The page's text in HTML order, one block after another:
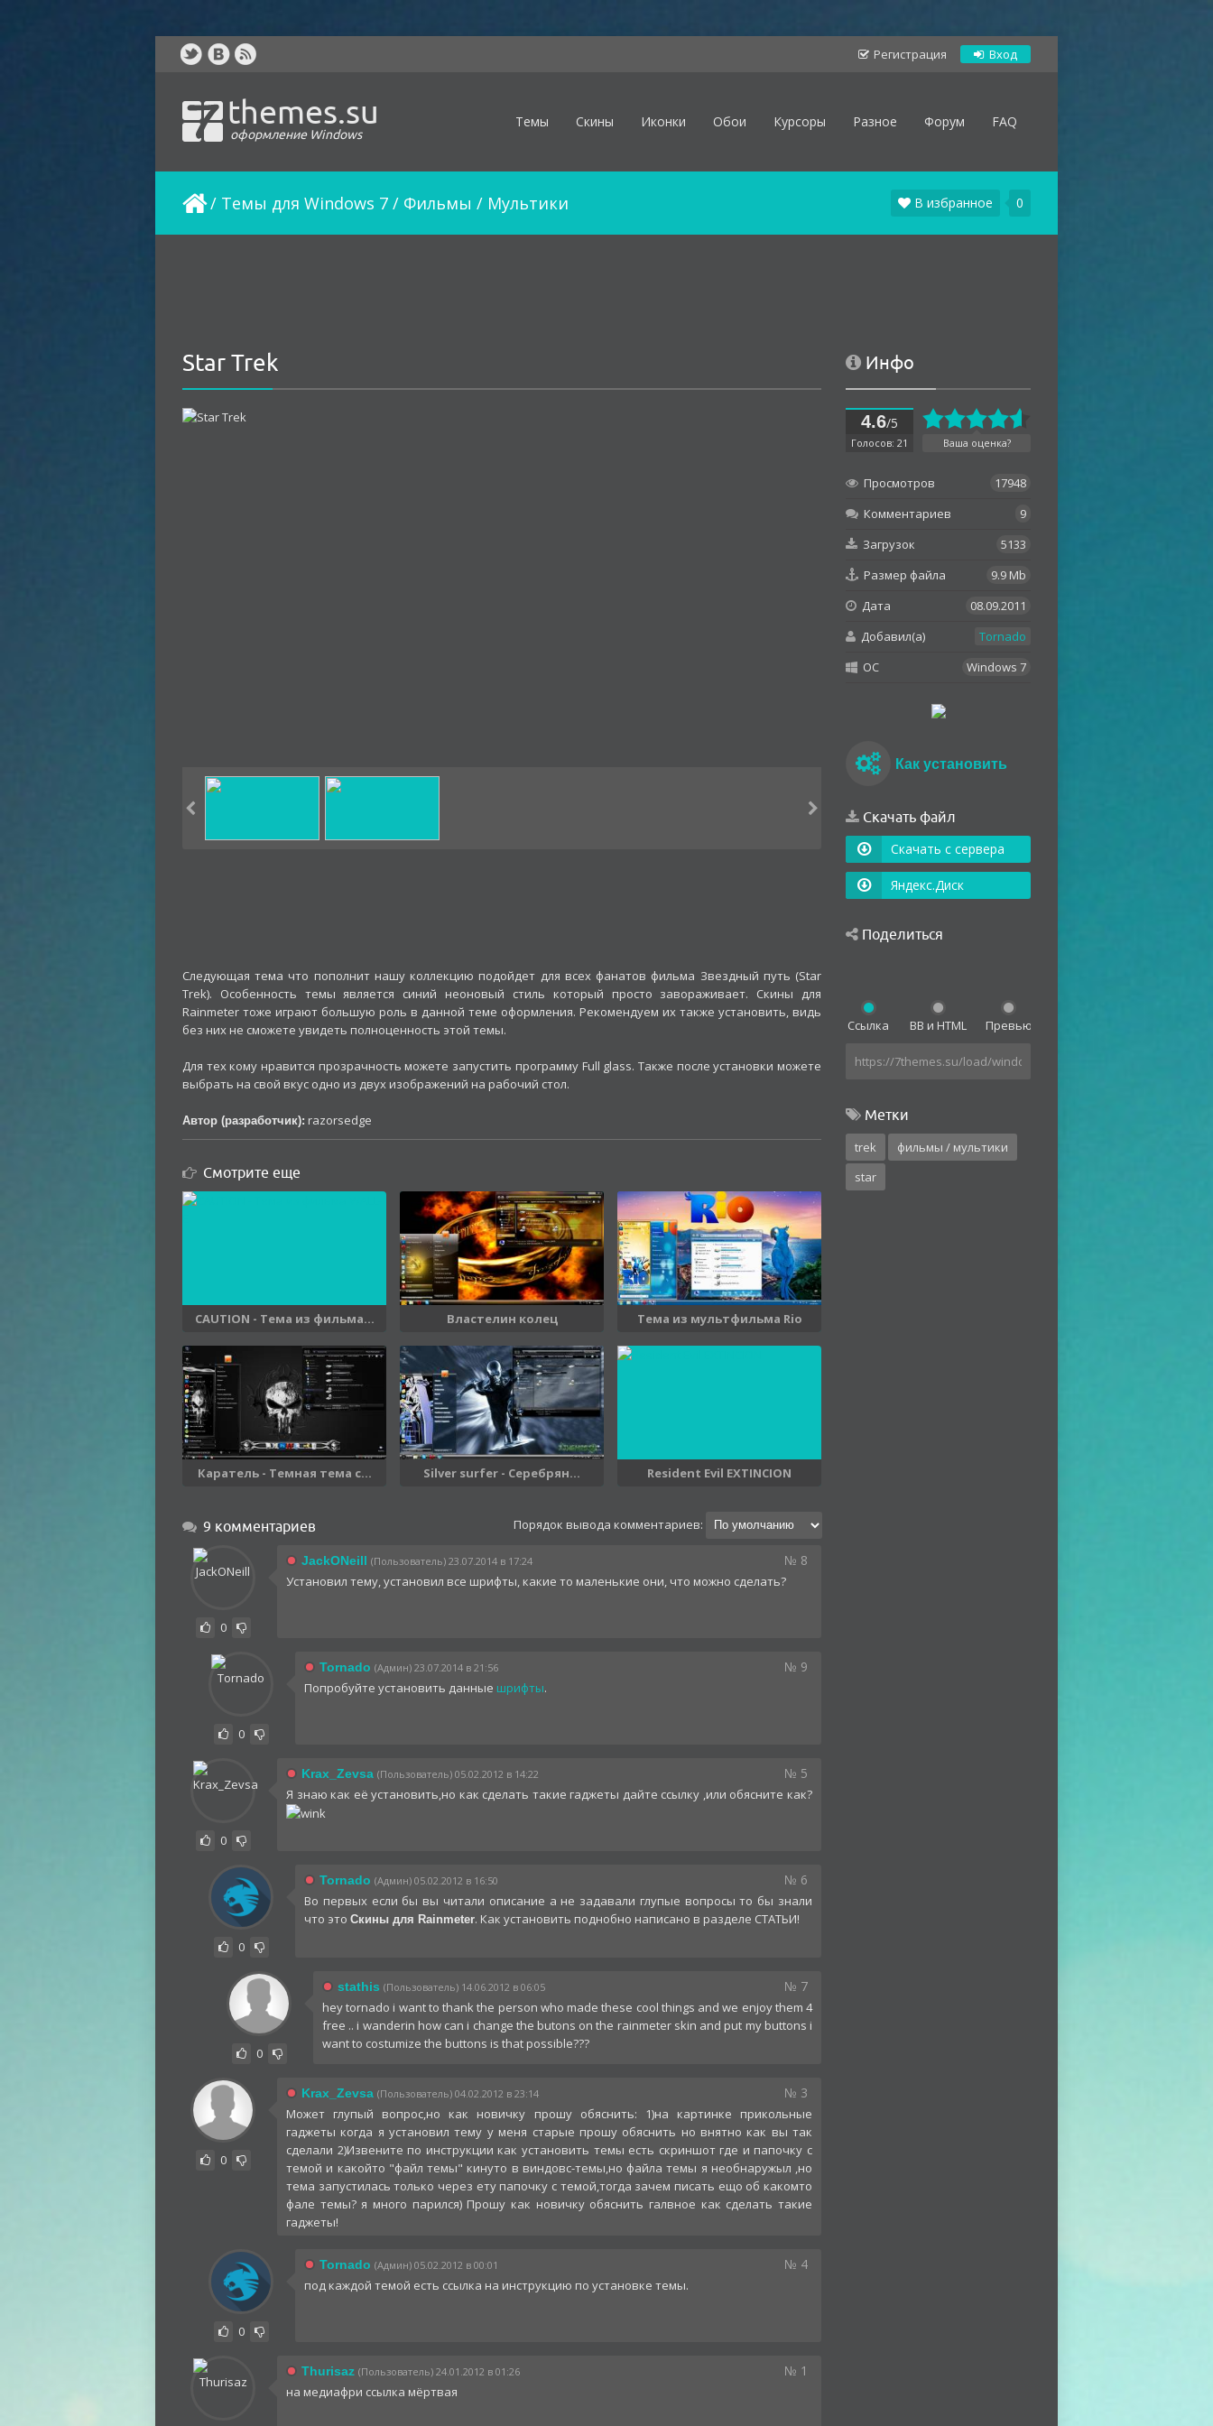
Регистрация Вход
themes.su
оформление Windows
Темы Скины Иконки Обои Курсоры Разное Форум FAQ
/ Темы для Windows 7 / Фильмы / Мультики 0
В избранное
Star Trek
Следующая тема что пополнит нашу коллекцию подойдет для всех фанатов фильма Звездный путь (Star
Trek). Особенность темы является синий неоновый стиль который просто завораживает. Скины для
Rainmeter тоже играют большую роль в данной теме оформления. Рекомендуем их также установить, видь
без них не сможете увидеть полноценность этой темы.
Для тех кому нравится прозрачность можете запустить программу Full glass. Также после установки можете
выбрать на свой вкус одно из двух изображений на рабочий стол.
Автор (разработчик): razorsedge
Смотрите еще
CAUTION - Тема из фильма... Властелин колец Тема из мультфильма Rio
Каратель - Темная тема с... Silver surfer - Серебрян... Resident Evil EXTINCION
9 комментариев Порядок вывода комментариев:
0
JackONeill (Пользователь) 23.07.2014 в 17:24 № 8
Установил тему, установил все шрифты, какие то маленькие они, что можно сделать?
0
Tornado (Админ) 23.07.2014 в 21:56 № 9
Попробуйте установить данные шрифты.
0
Krax_Zevsa (Пользователь) 05.02.2012 в 14:22 № 5
Я знаю как её установить,но как сделать такие гаджеты дайте ссылку ,или обясните как?
0
Tornado (Админ) 05.02.2012 в 16:50 № 6
Во первых если бы вы читали описание а не задавали глупые вопросы то бы знали
что это Скины для Rainmeter. Как установить поднобно написано в разделе СТАТЬИ!
0
stathis (Пользователь) 14.06.2012 в 06:05 № 7
hey tornado i want to thank the person who made these cool things and we enjoy them 4
free .. i wanderin how can i change the butons on the rainmeter skin and put my buttons i
want to costumize the buttons is that possible???
0
Krax_Zevsa (Пользователь) 04.02.2012 в 23:14 № 3
Может глупый вопрос,но как новичку прошу обяснить: 1)на картинке прикольные
гаджеты когда я установил тему у меня старые прошу обяснить но внятно как вы так
сделали 2)Извените по инструкции как установить темы есть скриншот где и папочку с
темой и какойто "файл темы" кинуто в виндовс-темы,но файла темы я необнаружыл ,но
тема запустилась только через ету папочку с темой,тогда зачем писать ещо об какомто
фале темы? я много парился) Прошу как новичку обяснить галвное как сделать такие
гаджеты!
0
Tornado (Админ) 05.02.2012 в 00:01 № 4
под каждой темой есть ссылка на инструкцию по установке темы.
Thurisaz (Пользователь) 24.01.2012 в 01:26 № 1
на медиафри ссылка мёртвая
Инфо
4.6/5
Голосов: 21 Ваша оценка?
Просмотров
17948
Комментариев
9
Загрузок
5133
Размер файла
9.9 Mb
Дата
08.09.2011
Добавил(а)
Tornado
OC
Windows 7
Как установить
Скачать файл
Скачать с сервера
Яндекс.Диск
Поделиться
Ссылка BB и HTML Превью
Метки
trek
фильмы / мультики
star